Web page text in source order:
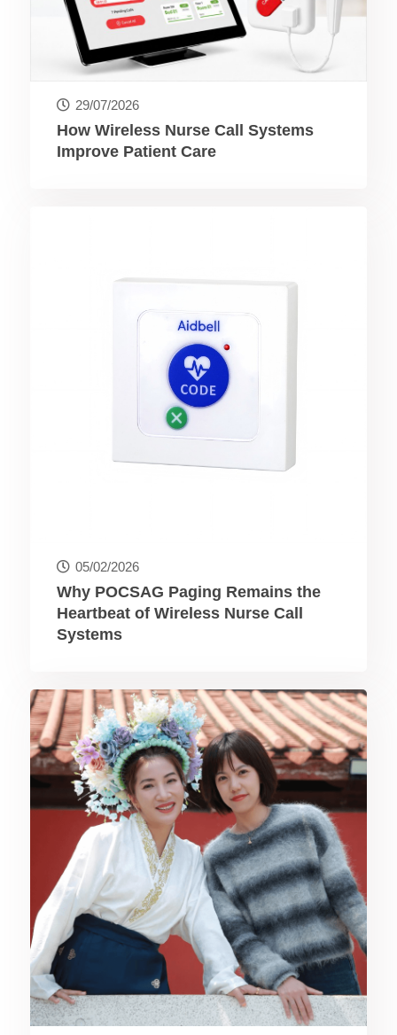
29/07/2026
How Wireless Nurse Call Systems
Improve Patient Care
05/02/2026
Why POCSAG Paging Remains the
Heartbeat of Wireless Nurse Call
Systems